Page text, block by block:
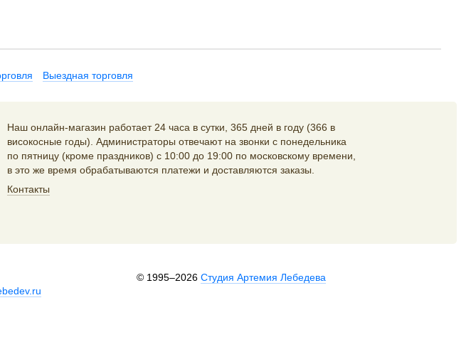
Выездная торговля
Наш онлайн-магазин работает 24 часа в сутки, 365 дней в году (366 в
високосные годы). Администраторы отвечают на звонки с понедельника
по пятницу (кроме праздников) с 10:00 до 19:00 по московскому времени,
в это же время обрабатываются платежи и доставляются заказы.
Контакты
© 1995–2026 Студия Артемия Лебедева